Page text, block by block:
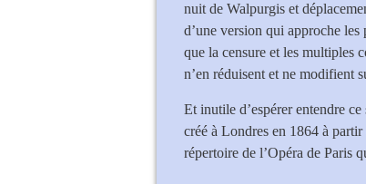
nuit de Walpurgis et
d’une version qui approche
que la censure et les multiples
n’en réduisent et ne modifient
Et inutile d’espérer entendre
créé à Londres en 1864 à
répertoire de l’Opéra de Paris